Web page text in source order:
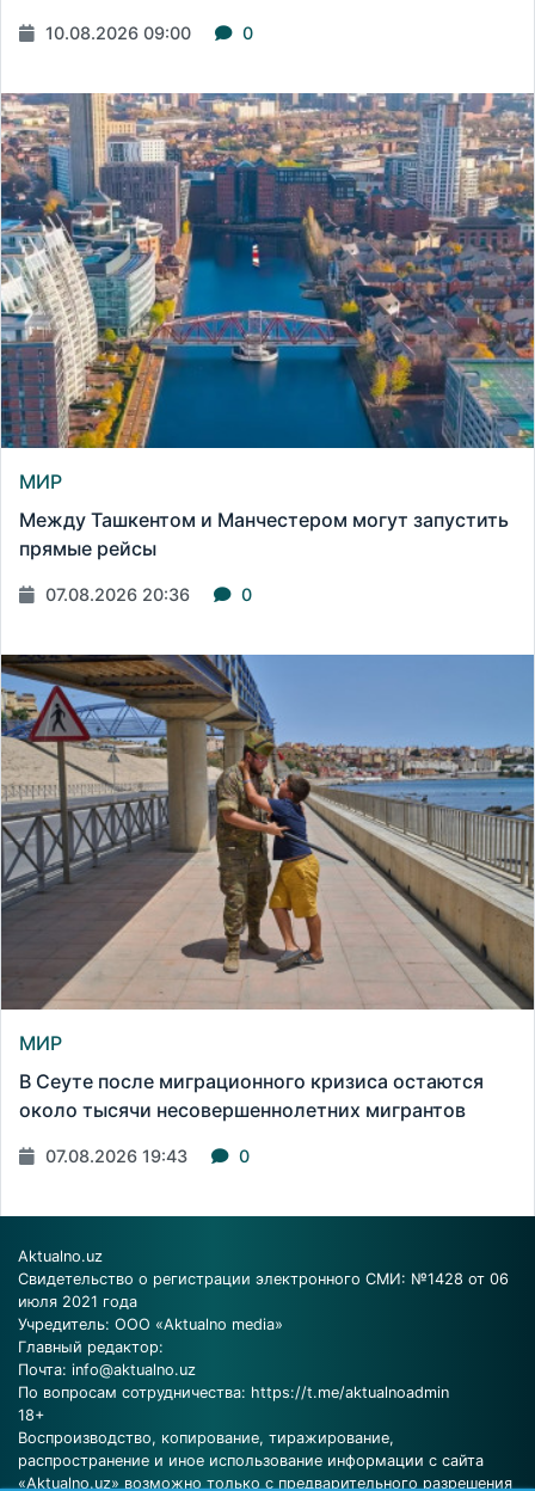
10.08.2026 09:00 0
МИР
Между Ташкентом и Манчестером могут запустить
прямые рейсы
07.08.2026 20:36 0
МИР
В Сеуте после миграционного кризиса остаются
около тысячи несовершеннолетних мигрантов
07.08.2026 19:43 0
Aktualno.uz
Свидетельство о регистрации электронного СМИ: №1428 от 06
июля 2021 года
Учредитель: ООО «Aktualno media»
Главный редактор:
Почта: info@aktualno.uz
По вопросам сотрудничества: https://t.me/aktualnoadmin
18+
Воспроизводство, копирование, тиражирование,
распространение и иное использование информации с сайта
«Aktualno.uz» возможно только с предварительного разрешения